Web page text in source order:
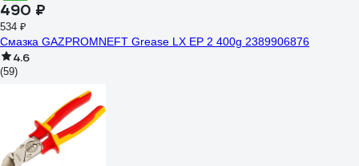
490 ₽
534 ₽
Смазка GAZPROMNEFT Grease LX EP 2 400g 2389906876
4.6
(59)